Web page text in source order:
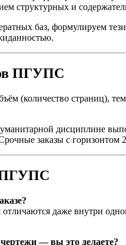
структурных и
баз, формулируем
ПГУПС
(количество страниц),
дисциплине
заказы с
ПГУПС
даже внутри
— вы это делаете?